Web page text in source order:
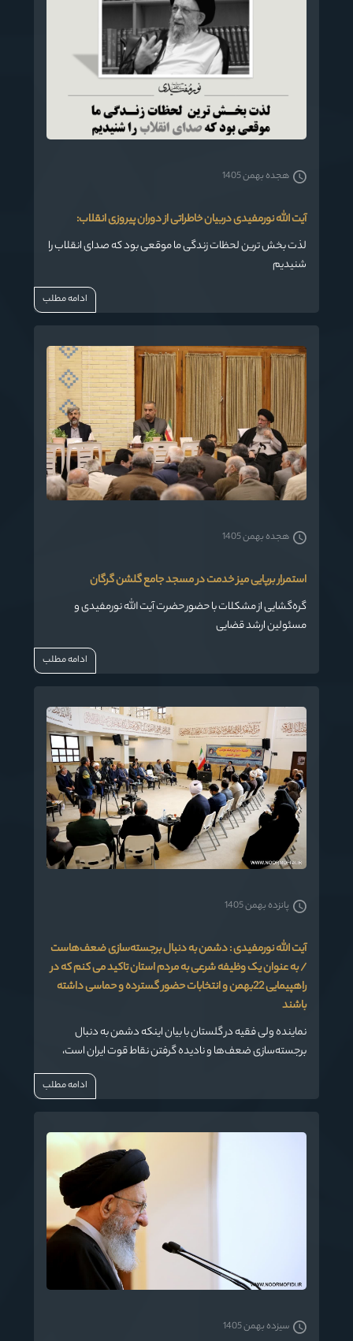
آیت الله نورمفیدی دربیان خاطراتی از دوران پیروزی انقلاب:
لذت بخش ترین لحظات زندگی ما موقعی بود که صدای انقلاب را
شنیدیم
هجده بهمن 1405
ادامه مطلب
استمرار برپایی میز خدمت در مسجد جامع گلشن گرگان
گره‌گشایی از مشکلات با حضور حضرت آیت الله نورمفیدی و
مسئولین ارشد قضایی
هجده بهمن 1405
ادامه مطلب
آیت الله نورمفیدی : دشمن به دنبال برجسته‌سازی ضعف‌هاست
/ به عنوان یک وظیفه شرعی به مردم استان تاکید می کنم که در
راهپیمایی 22بهمن و انتخابات حضور گسترده و حماسی داشته
باشند
نماینده ولی فقیه در گلستان با بیان اینکه دشمن به دنبال
برجسته‌سازی ضعف‌ها و نادیده گرفتن نقاط قوت ایران است،
پانزده بهمن 1405
ادامه مطلب
سیزده بهمن 1405